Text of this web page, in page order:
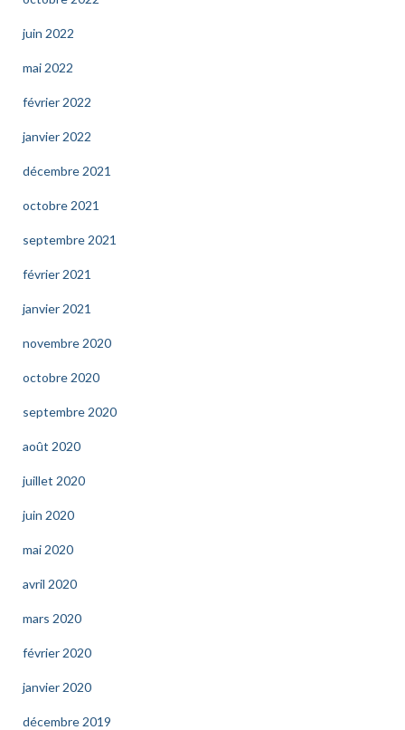
juin 2022
mai 2022
février 2022
janvier 2022
décembre 2021
octobre 2021
septembre 2021
février 2021
janvier 2021
novembre 2020
octobre 2020
septembre 2020
août 2020
juillet 2020
juin 2020
mai 2020
avril 2020
mars 2020
février 2020
janvier 2020
décembre 2019